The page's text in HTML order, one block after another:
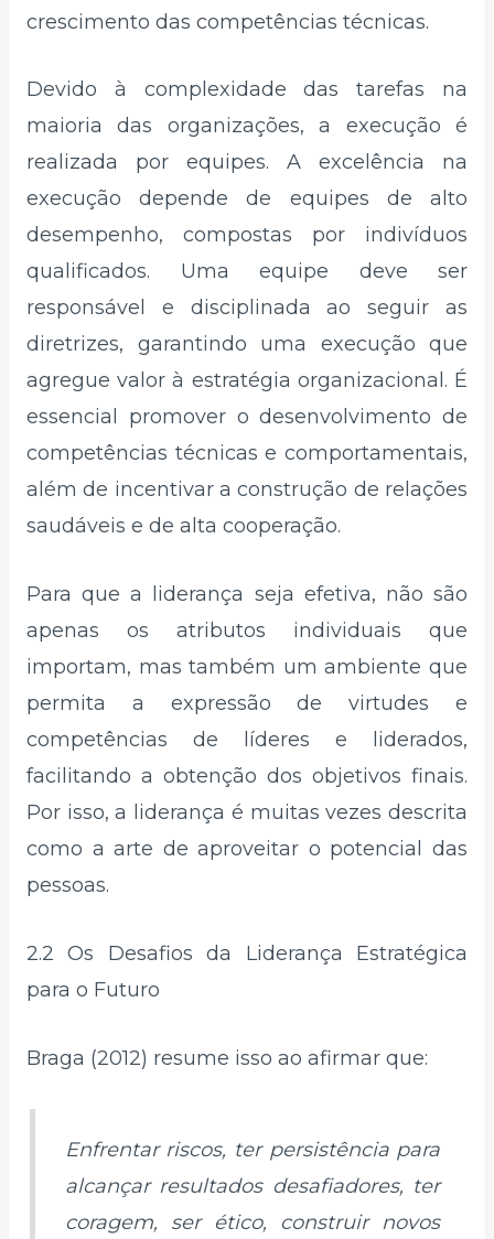
crescimento das competências técnicas.
Devido à complexidade das tarefas na
maioria das organizações, a execução é
realizada por equipes. A excelência na
execução depende de equipes de alto
desempenho, compostas por indivíduos
qualificados. Uma equipe deve ser
responsável e disciplinada ao seguir as
diretrizes, garantindo uma execução que
agregue valor à estratégia organizacional. É
essencial promover o desenvolvimento de
competências técnicas e comportamentais,
além de incentivar a construção de relações
saudáveis e de alta cooperação.
Para que a liderança seja efetiva, não são
apenas os atributos individuais que
importam, mas também um ambiente que
permita a expressão de virtudes e
competências de líderes e liderados,
facilitando a obtenção dos objetivos finais.
Por isso, a liderança é muitas vezes descrita
como a arte de aproveitar o potencial das
pessoas.
2.2 Os Desafios da Liderança Estratégica
para o Futuro
Braga (2012) resume isso ao afirmar que:
Enfrentar riscos, ter persistência para
alcançar resultados desafiadores, ter
coragem, ser ético, construir novos